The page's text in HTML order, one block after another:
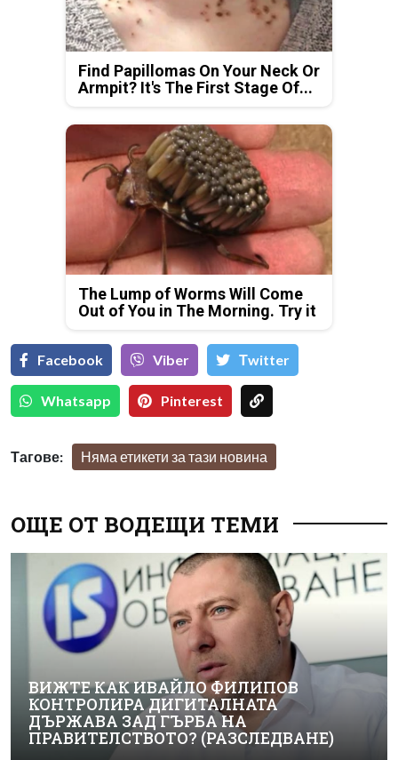
Find Papillomas On Your Neck Or
Armpit? It's The First Stage Of...
The Lump of Worms Will Come
Out of You in The Morning. Try it
Facebook Viber Тwitter
Whatsapp Pinterest
Тагове: Няма етикети за тази новина
ОЩЕ ОТ ВОДЕЩИ ТЕМИ
ВИЖТЕ КАК ИВАЙЛО ФИЛИПОВ
КОНТРОЛИРА ДИГИТАЛНАТА
ДЪРЖАВА ЗАД ГЪРБА НА
ПРАВИТЕЛСТВОТО? (РАЗСЛЕДВАНЕ)